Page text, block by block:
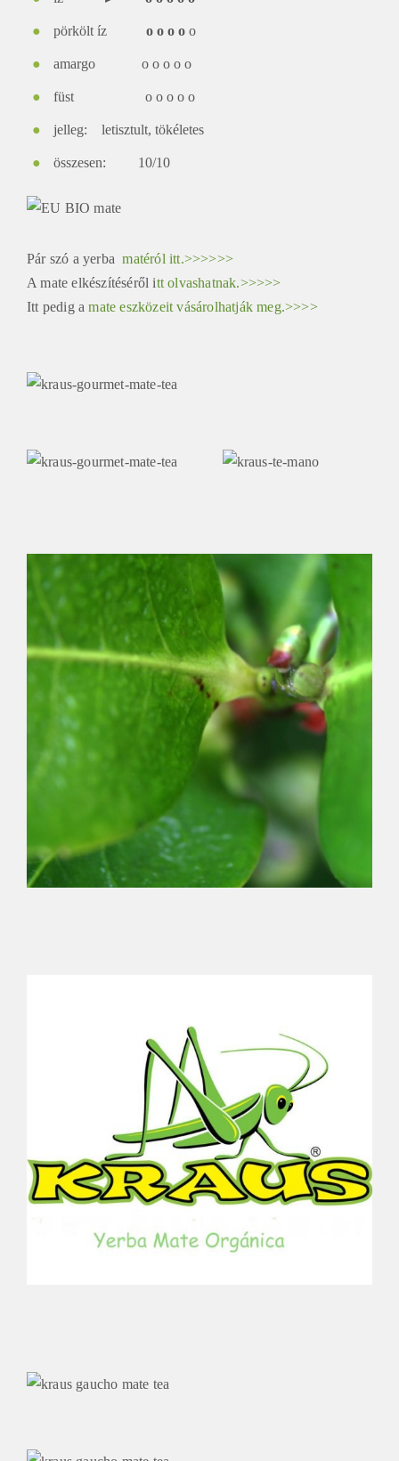
pörkölt íz o o o o o
amargo o o o o o
füst o o o o o
jelleg: letisztult, tökéletes
összesen: 10/10
Pár szó a yerba matéról itt.>>>>>>
A mate elkészítéséről itt olvashatnak.>>>>>
Itt pedig amate eszközeit vásárolhatják meg.>>>>